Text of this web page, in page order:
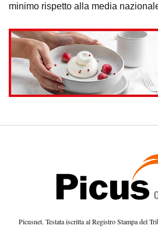
minimo rispetto alla media
Picusnet. Testata iscritta al Registro Stampa del